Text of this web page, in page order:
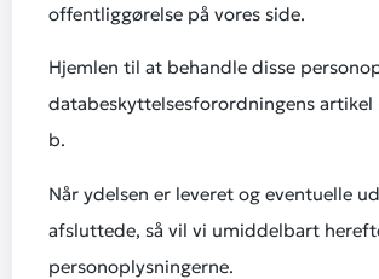
offentliggørelse på vores side.
Hjemlen til at behandle disse
databeskyttelsesforordningens artikel
b.
Når ydelsen er leveret og eventuelle
afsluttede, så vil vi umiddelbart
personoplysningerne.